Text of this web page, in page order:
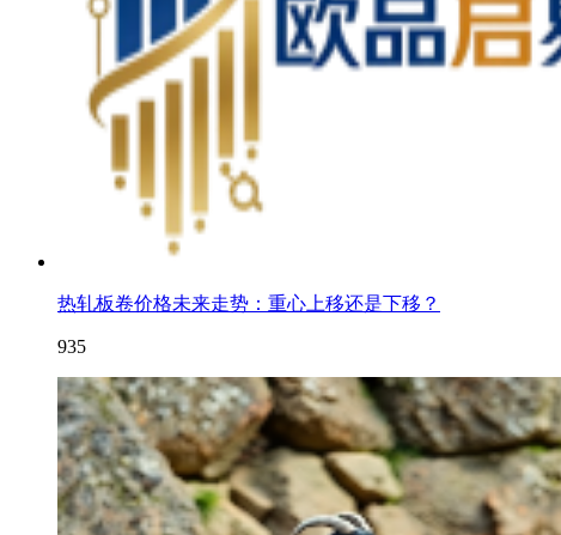
热轧板卷价格未来走势：重心上移还是下移？
935